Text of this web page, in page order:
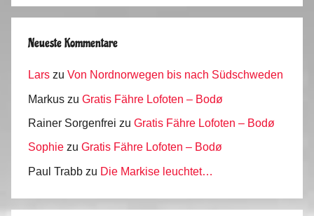
Neueste Kommentare
Lars zu Von Nordnorwegen bis nach Südschweden
Markus zu Gratis Fähre Lofoten – Bodø
Rainer Sorgenfrei zu Gratis Fähre Lofoten – Bodø
Sophie zu Gratis Fähre Lofoten – Bodø
Paul Trabb zu Die Markise leuchtet…